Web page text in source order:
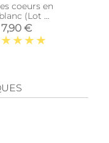
coeurs en
(Lot de
6)
7,90 €